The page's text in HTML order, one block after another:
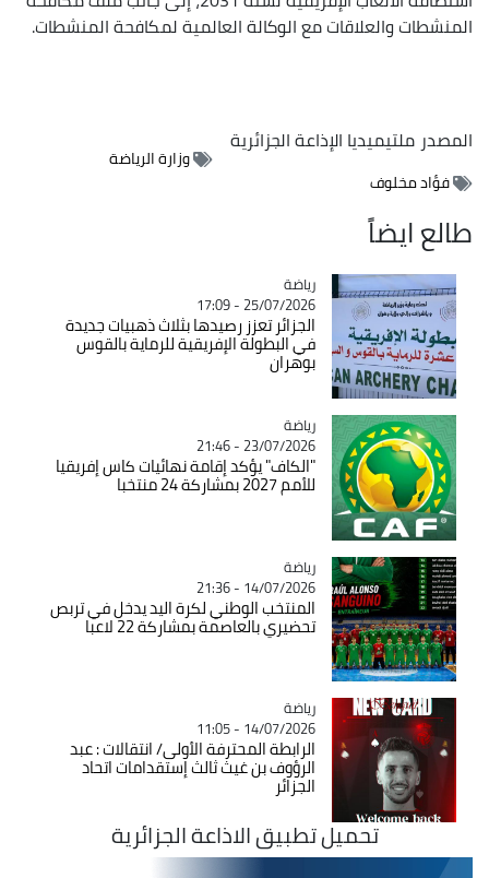
المنشطات والعلاقات مع الوكالة العالمية لمكافحة المنشطات.
المصدرملتيميديا الإذاعة الجزائرية
وزارة الرياضة
فؤاد مخلوف
طالع ايضاً
Catégorie
رياضة
25/07/2026 - 17:09
الجزائر تعزز رصيدها بثلاث ذهبيات جديدة
في البطولة الإفريقية للرماية بالقوس
بوهران
Catégorie
رياضة
23/07/2026 - 21:46
"الكاف" يؤكد إقامة نهائيات كاس إفريقيا
للأمم 2027 بمشاركة 24 منتخبا
Catégorie
رياضة
14/07/2026 - 21:36
المنتخب الوطني لكرة اليد يدخل في تربص
تحضيري بالعاصمة بمشاركة 22 لاعبا
Catégorie
رياضة
14/07/2026 - 11:05
الرابطة المحترفة الأولى/ انتقالات : عبد
الرؤوف بن غيث ثالث إستقدامات اتحاد
الجزائر
تحميل تطبيق الاذاعة الجزائرية